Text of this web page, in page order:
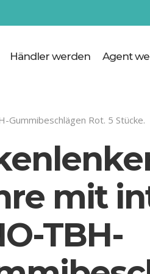
Händler werden Agent
Cart
Rot. 5 Stücke.
mit
TBH-